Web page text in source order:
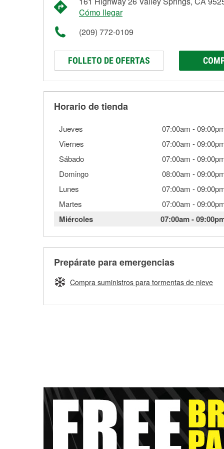
Cómo llegar
(209) 772-0109
FOLLETO DE OFERTAS
Horario de tienda
Jueves 07:00am -
Viernes
07:00am -
Sábado
07:00am -
Domingo
08:00am -
Lunes
07:00am -
Martes
07:00am -
Miércoles 07:00am-
Prepárate para emergencias
Compra suministros para tormentas de nieve